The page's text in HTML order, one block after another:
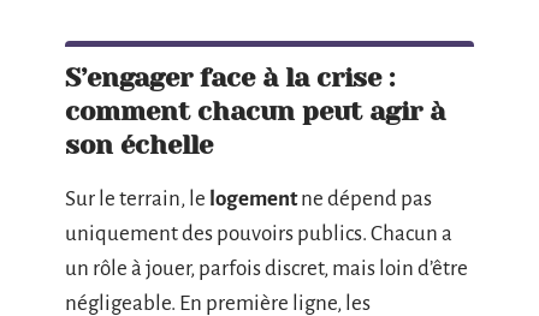
S’engager face à la crise :
comment chacun peut agir à
son échelle
Sur le terrain, le logementne dépend pas
uniquement des pouvoirs publics. Chacun a
un rôle à jouer, parfois discret, mais loin d’être
négligeable. En première ligne, les